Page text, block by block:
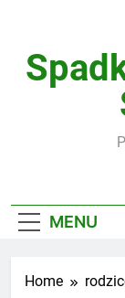
content
MENU
Home